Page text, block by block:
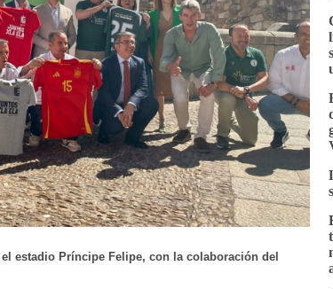
estadio Príncipe Felipe, con la colaboración del